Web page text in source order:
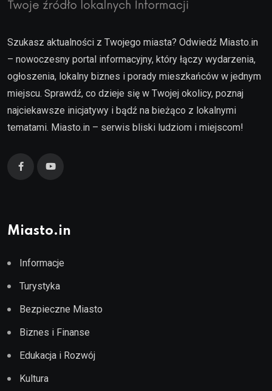
Szukasz aktualności z Twojego miasta? Odwiedź Miasto.in
– nowoczesny portal informacyjny, który łączy wydarzenia,
ogłoszenia, lokalny biznes i porady mieszkańców w jednym
miejscu. Sprawdź, co dzieje się w Twojej okolicy, poznaj
najciekawsze inicjatywy i bądź na bieżąco z lokalnymi
tematami. Miasto.in – serwis bliski ludziom i miejscom!
Miasto.in
Informacje
Turystyka
Bezpieczne Miasto
Biznes i Finanse
Edukacja i Rozwój
Kultura